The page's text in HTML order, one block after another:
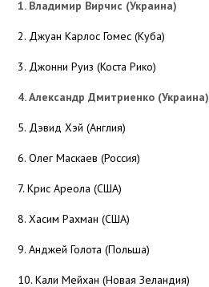
1. Владимир Вирчис (Украина)
2. Джуан Карлос Гомес (Куба)
3. Джонни Руиз (Коста Рико)
4. Александр Дмитриенко (Украина)
5. Дэвид Хэй (Англия)
6. Олег Маскаев (Россия)
7. Крис Ареола (США)
8. Хасим Рахман (США)
9. Анджей Голота (Польша)
10. Кали Мейхан (Новая Зеландия)